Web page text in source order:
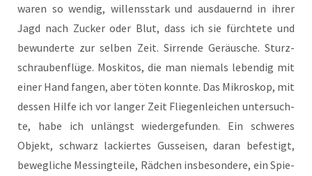
waren so wen­dig, wil­lens­stark und aus­dau­ernd in ihrer
Jagd nach Zucker oder Blut, dass ich sie fürch­te­te und
bewun­der­te zur sel­ben Zeit. Sir­ren­de Geräu­sche. Sturz­
schrau­ben­flü­ge. Mos­ki­tos, die man nie­mals leben­dig mit
einer Hand fan­gen, aber töten konn­te. Das Mikro­skop, mit
des­sen Hil­fe ich vor lan­ger Zeit Flie­gen­lei­chen unter­such­
te, habe ich unlängst wie­der­ge­fun­den. Ein schwe­res
Objekt, schwarz lackier­tes Guss­ei­sen, dar­an befes­tigt,
beweg­li­che Mes­sing­tei­le, Räd­chen ins­be­son­de­re, ein Spie­